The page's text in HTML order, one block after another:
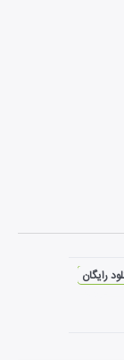
رایگان